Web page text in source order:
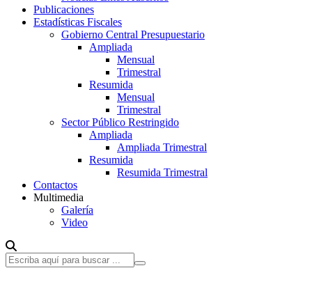
Publicaciones
Estadísticas Fiscales
Gobierno Central Presupuestario
Ampliada
Mensual
Trimestral
Resumida
Mensual
Trimestral
Sector Público Restringido
Ampliada
Ampliada Trimestral
Resumida
Resumida Trimestral
Contactos
Multimedia
Galería
Video